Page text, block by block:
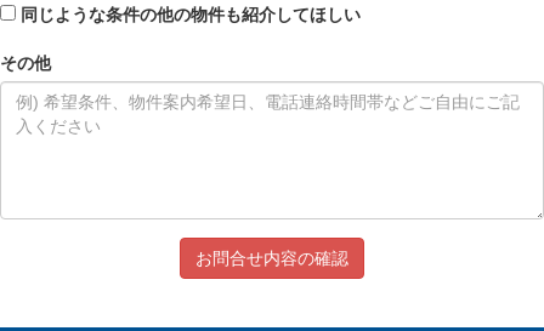
同じような条件の他の物件も紹介してほしい
その他